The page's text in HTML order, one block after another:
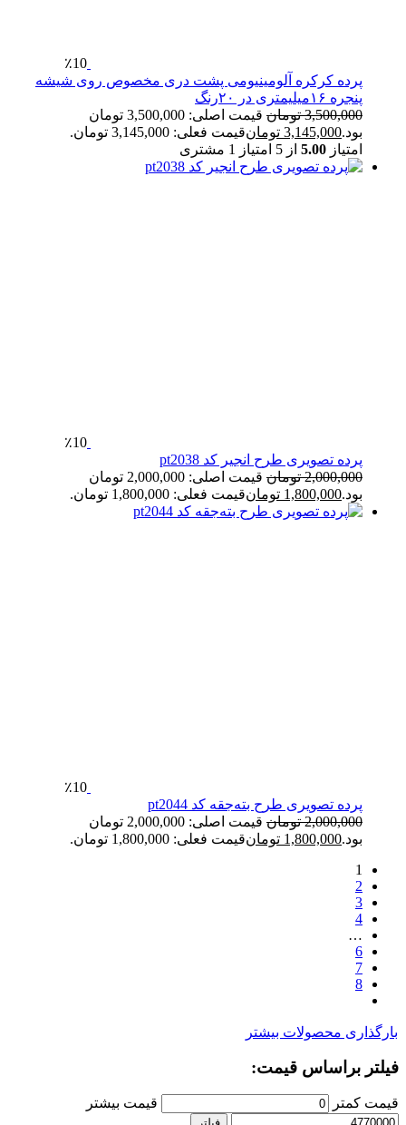
٪10
پرده کرکره آلومینیومی پشت دری مخصوص روی شیشه
پنجره ۱۶میلیمتری در ۲۰رنگ
3,500,000 تومان
قیمت اصلی: 3,500,000 تومان
بود.3,145,000 تومانقیمت فعلی: 3,145,000 تومان.
امتیاز 5.00 از 5 امتیاز 1 مشتری
٪10
پرده تصویری طرح انجیر کد pt2038
2,000,000 تومان
قیمت اصلی: 2,000,000 تومان
بود.1,800,000 تومانقیمت فعلی: 1,800,000 تومان.
٪10
پرده تصویری طرح بته‌جقه کد pt2044
2,000,000 تومان
قیمت اصلی: 2,000,000 تومان
بود.1,800,000 تومانقیمت فعلی: 1,800,000 تومان.
1
2
3
4
…
6
7
8
بارگذاری محصولات بیشتر
فیلتر براساس قیمت:
قیمت کمتر قیمت بیشتر